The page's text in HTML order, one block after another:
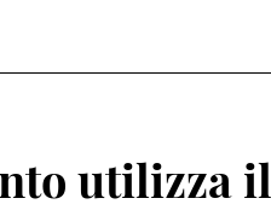
utilizza il